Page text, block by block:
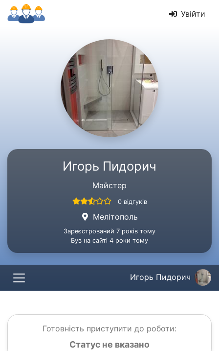
Увійти
Игорь Пидорич
Майстер
0 відгуків
Мелітополь
Зареєстрований 7 років тому
Був на сайті 4 роки тому
Игорь Пидорич
Готовність приступити до роботи:
Статус не вказано